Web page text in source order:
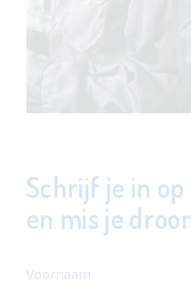
Schrijf je in
en mis je
Voornaam